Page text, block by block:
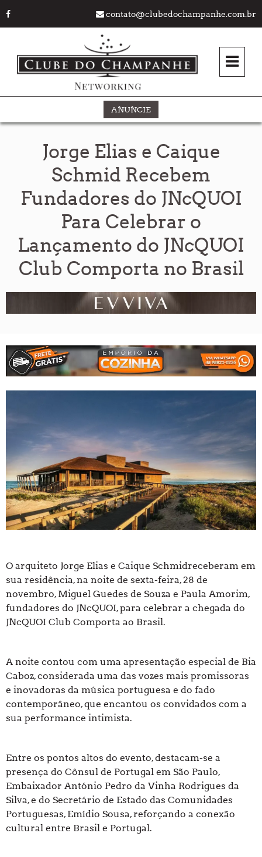
contato@clubedochampanhe.com.br
ANUNCIE
Jorge Elias e Caique
Schmid Recebem
Fundadores do JNcQUOI
Para Celebrar o
Lançamento do JNcQUOI
Club Comporta no Brasil
O arquiteto Jorge Elias e Caique Schmidreceberam em
sua residência, na noite de sexta-feira, 28 de
novembro, Miguel Guedes de Souza e Paula Amorim,
fundadores do JNcQUOI, para celebrar a chegada do
JNcQUOI Club Comporta ao Brasil.
A noite contou com uma apresentação especial de Bia
Caboz, considerada uma das vozes mais promissoras
e inovadoras da música portuguesa e do fado
contemporâneo, que encantou os convidados com a
sua performance intimista.
Entre os pontos altos do evento, destacam-se a
presença do Cônsul de Portugal em São Paulo,
Embaixador António Pedro da Vinha Rodrigues da
Silva, e do Secretário de Estado das Comunidades
Portuguesas, Emídio Sousa, reforçando a conexão
cultural entre Brasil e Portugal.